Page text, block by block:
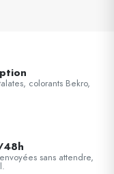
colorants Bekro,
48h
sans attendre,